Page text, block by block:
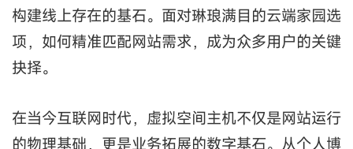
构建线上存在的基石。面对琳琅满目的云端家园选
项，如何精准匹配网站需求，成为众多用户的关键
抉择。
在当今互联网时代，虚拟空间主机不仅是网站运行
的物理基础，更是业务拓展的数字基石。从个人博